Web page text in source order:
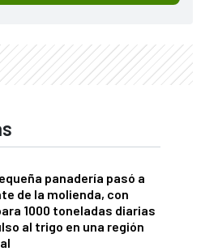
panadería pasó a
de la molienda, con
1000 toneladas diarias
al trigo en una región